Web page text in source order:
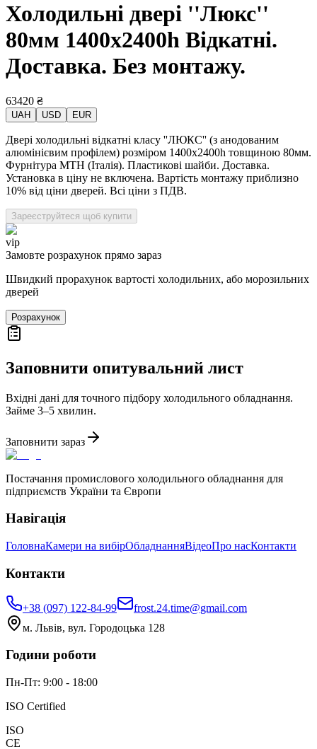
Холодильні двері ''Люкс''
80мм 1400x2400h Відкатні.
Доставка. Без монтажу.
63420 ₴
UAH USD EUR
Двері холодильні відкатні класу ''ЛЮКС'' (з анодованим
алюмінієвим профілем) розміром 1400х2400h товщиною 80мм.
Фурнітура MTH (Італія). Пластикові шайби. Доставка.
Установка в ціну не включена. Вартість монтажу приблизно
10% від ціни дверей. Всі ціни з ПДВ.
Зареєструйтеся щоб купити
vip
Замовте розрахунок прямо зараз
Швидкий прорахунок вартості холодильних, або морозильних
дверей
Розрахунок
Заповнити опитувальний лист
Вхідні дані для точного підбору холодильного обладнання.
Займе 3–5 хвилин.
Заповнити зараз
Постачання промислового холодильного обладнання для
підприємств України та Європи
Навігація
ГоловнаКамери на вибірОбладнанняВідеоПро насКонтакти
Контакти
+38 (097) 122-84-99
frost.24.time@gmail.com
м. Львів, вул. Городоцька 128
Години роботи
Пн-Пт: 9:00 - 18:00
ISO Certified
ISO
CE